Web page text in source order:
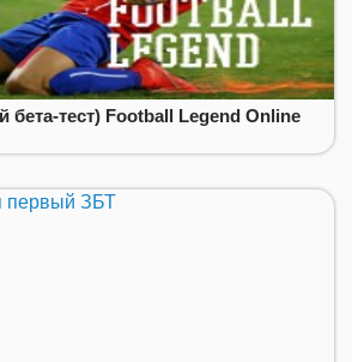
тест) Football Legend Online